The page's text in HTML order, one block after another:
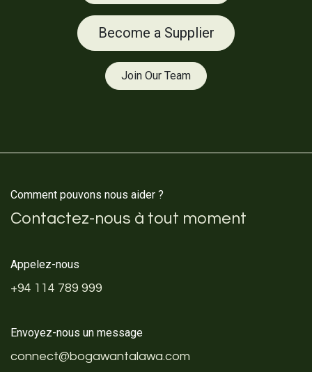
Become a Supplier
Join Our Team
Comment pouvons nous aider ?
Contactez-nous à tout moment
Appelez-nous
+94 114 789 999
Envoyez-nous un message
connect@bogawantalawa.com